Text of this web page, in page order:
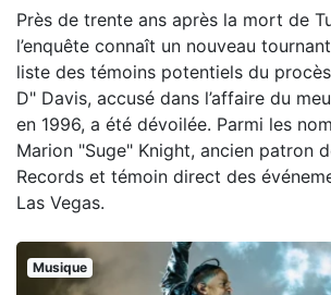
Près de trente ans après la mort de
l’enquête connaît un nouveau
liste des témoins potentiels du
D" Davis, accusé dans l’affaire du
en 1996, a été dévoilée. Parmi les
Marion "Suge" Knight, ancien patron
Records et témoin direct des
Las Vegas.
Musique